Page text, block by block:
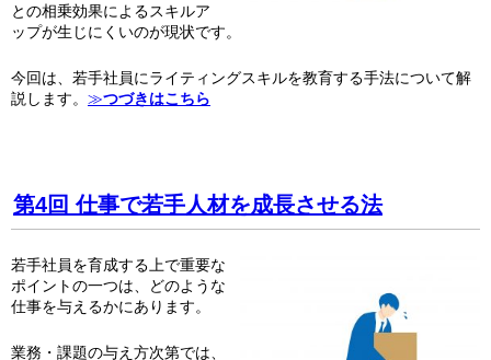
との相乗効果によるスキルア
ップが生じにくいのが現状です。
今回は、若手社員にライティングスキルを教育する手法について解
説します。 ≫つづきはこちら
第4回 仕事で若手人材を成長させる法
若手社員を育成する上で重要な
ポイントの一つは、どのような
仕事を与えるかにあります。
業務・課題の与え方次第では、